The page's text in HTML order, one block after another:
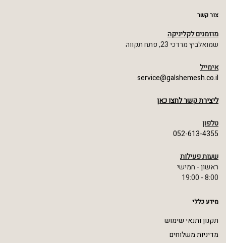
צור קשר
מוזמנים לקליניקה
שמואלביץ מרדכי 23, פתח תקווה
אימייל
service@galshemesh.co.il
ליצירת קשר לחצו כאן
טלפון
052-613-4355
שעות פעילות
ראשון - חמישי
8:00 - 19:00
מידע כללי
תקנון ותנאי שימוש
מדיניות משלוחים